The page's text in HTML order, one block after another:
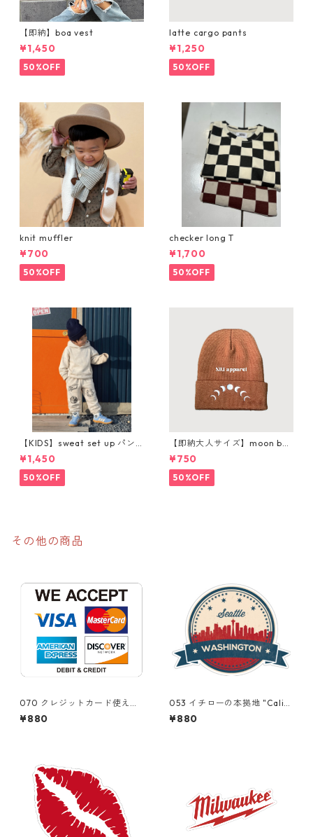
【即納】boa vest
¥1,450
50%OFF
latte cargo pants
¥1,250
50%OFF
knit muffler
¥700
50%OFF
checker long T
¥1,700
50%OFF
【KIDS】sweat set up パン
ツ購入ページ
¥1,450
50%OFF
【即納大人サイズ】moon bea
nie
¥750
50%OFF
その他の商品
070 クレジットカード使えま
す。"California Market Cent
er" アメリカンステッカー
¥880
053 イチローの本拠地 "Califo
rnia Market Center" アメ
リカンステッカー スーツケ
¥880